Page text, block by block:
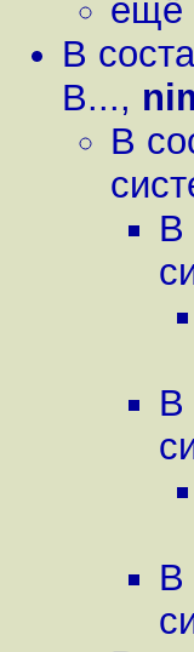
ещё
В
B...,
В
В
В
В